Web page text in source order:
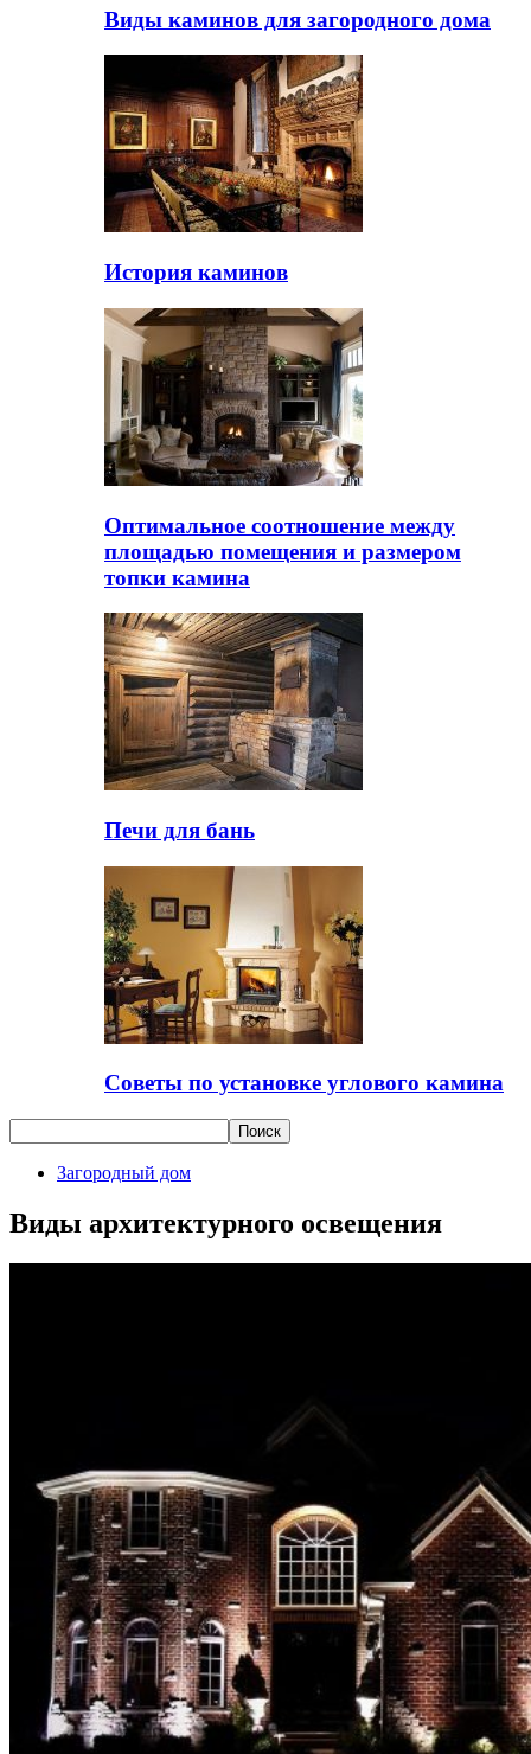
Виды каминов для загородного дома
История каминов
Оптимальное соотношение между
площадью помещения и размером
топки камина
Печи для бань
Советы по установке углового камина
Загородный дом
Виды архитектурного освещения